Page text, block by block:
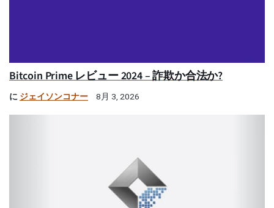
Bitcoin Prime レビュー 2024 – 詐欺か合法か?
に ジェイソンコナー 8月 3, 2026